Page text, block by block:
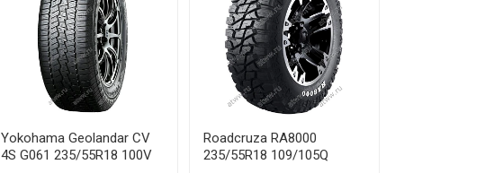
Yokohama Geolandar CV
4S G061 235/55R18 100V
Roadcruza RA8000
235/55R18 109/105Q